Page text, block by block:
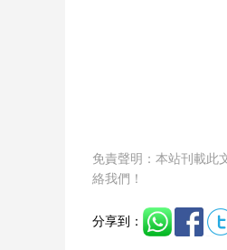
免責聲明：本站刊載此
絡我們！
分享到：